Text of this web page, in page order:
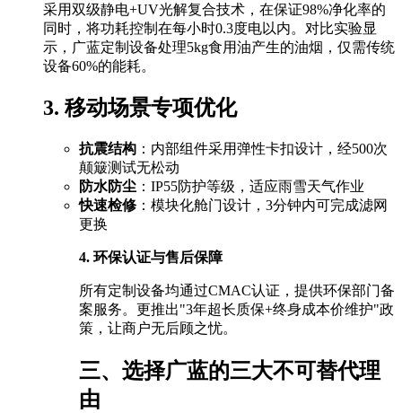
采用双级静电+UV光解复合技术，在保证98%净化率的
同时，将功耗控制在每小时0.3度电以内。对比实验显
示，广蓝定制设备处理5kg食用油产生的油烟，仅需传统
设备60%的能耗。
3. 移动场景专项优化
抗震结构 ：内部组件采用弹性卡扣设计，经500次
颠簸测试无松动
防水防尘 ：IP55防护等级，适应雨雪天气作业
快速检修 ：模块化舱门设计，3分钟内可完成滤网
更换
4. 环保认证与售后保障
所有定制设备均通过CMAC认证，提供环保部门备
案服务。更推出"3年超长质保+终身成本价维护"政
策，让商户无后顾之忧。
三、选择广蓝的三大不可替代理
由